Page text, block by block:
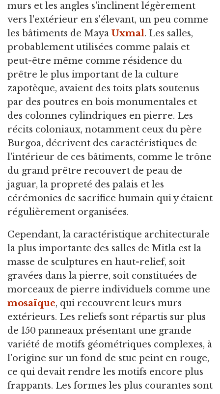
murs et les angles s'inclinent légèrement
vers l'extérieur en s'élevant, un peu comme
les bâtiments de Maya Uxmal. Les salles,
probablement utilisées comme palais et
peut-être même comme résidence du
prêtre le plus important de la culture
zapotèque, avaient des toits plats soutenus
par des poutres en bois monumentales et
des colonnes cylindriques en pierre. Les
récits coloniaux, notamment ceux du père
Burgoa, décrivent des caractéristiques de
l'intérieur de ces bâtiments, comme le trône
du grand prêtre recouvert de peau de
jaguar, la propreté des palais et les
cérémonies de sacrifice humain qui y étaient
régulièrement organisées.
Cependant, la caractéristique architecturale
la plus importante des salles de Mitla est la
masse de sculptures en haut-relief, soit
gravées dans la pierre, soit constituées de
morceaux de pierre individuels comme une
mosaïque, qui recouvrent leurs murs
extérieurs. Les reliefs sont répartis sur plus
de 150 panneaux présentant une grande
variété de motifs géométriques complexes, à
l'origine sur un fond de stuc peint en rouge,
ce qui devait rendre les motifs encore plus
frappants. Les formes les plus courantes sont